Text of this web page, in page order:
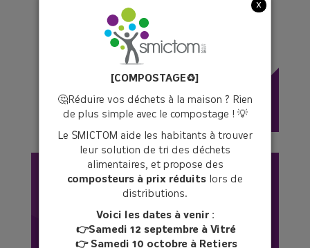
x
[COMPOSTAGE♻️]
🤔Réduire vos déchets à la maison ? Rien
de plus simple avec le compostage ! 💡
Le SMICTOM aide les habitants à trouver
leur solution de tri des déchets
alimentaires, et propose des
composteurs à prix réduits lors de
distributions.
Voici les dates à venir :
👉Samedi 12 septembre à Vitré
👉 Samedi 10 octobre à Retiers
12 déchèteries et
Valoparcs sur votre
territoire pour déposer vos
déchets.